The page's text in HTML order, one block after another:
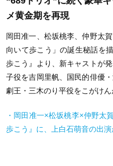
メ黄金期を再現
岡田准一、松坂桃李、仲野太
向いて歩こう」の誕生秘話を
歩こう』より、新キャストが
子役を吉岡里帆、国民的俳優
劇王・三木のり平役をこがけん
・岡田准一×松坂桃李×仲野太
歩こう』に、上白石萌音の出演